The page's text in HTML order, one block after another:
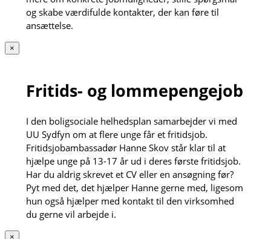
og skabe værdifulde kontakter, der kan føre til
ansættelse.
×
Fritids- og lommepengejob
I den boligsociale helhedsplan samarbejder vi med
UU Sydfyn om at flere unge får et fritidsjob.
Fritidsjobambassadør Hanne Skov står klar til at
hjælpe unge på 13-17 år ud i deres første fritidsjob.
Har du aldrig skrevet et CV eller en ansøgning før?
Pyt med det, det hjælper Hanne gerne med, ligesom
hun også hjælper med kontakt til den virksomhed
du gerne vil arbejde i.
×